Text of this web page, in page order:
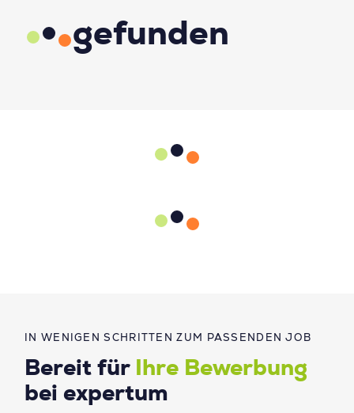
IN WENIGEN SCHRITTEN ZUM PASSENDEN JOB
Bereit für
Ihre Bewerbung
bei expertum